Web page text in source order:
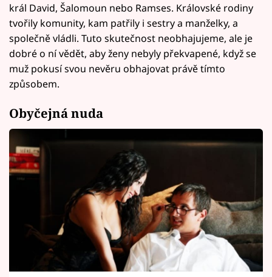
král David, Šalomoun nebo Ramses. Královské rodiny
tvořily komunity, kam patřily i sestry a manželky, a
společně vládli. Tuto skutečnost neobhajujeme, ale je
dobré o ní vědět, aby ženy nebyly překvapené, když se
muž pokusí svou nevěru obhajovat právě tímto
způsobem.
Obyčejná nuda